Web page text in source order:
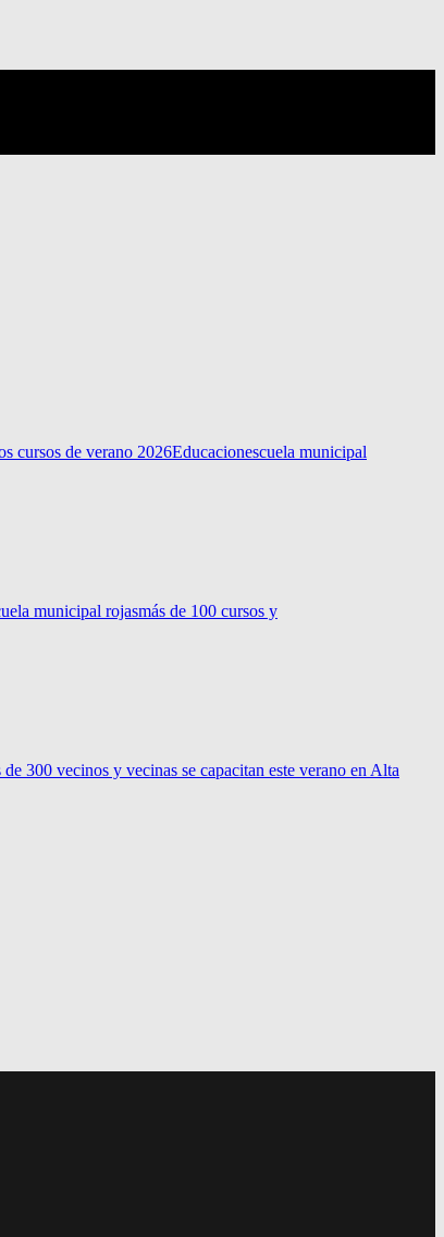
cursos de verano 2026Educacionescuela municipal
municipal rojasmás de 100 cursos y
de 300 vecinos y vecinas se capacitan este verano en Alta